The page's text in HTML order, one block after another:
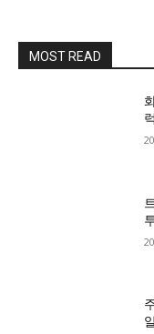
MOST READ